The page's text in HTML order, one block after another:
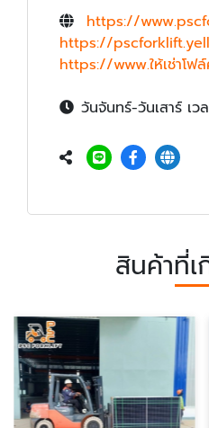
https://
https://
https://www.ให้เช่าโฟ
วันจันทร์-วันเสาร์ เ
สินค้าที่